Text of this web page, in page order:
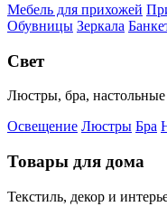
Мебель для прихожей
Обувницы Зеркала
Свет
Люстры, бра,
Освещение Люстры Бра
Товары для дома
Текстиль, декор и